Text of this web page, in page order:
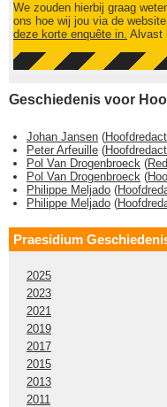
We zouden hierbij graag
ons hoe wij jou via de
deze korte enquête in. Alvast
Geschiedenis voor
Johan Jansen (
Peter Arfeuille (
Pol Van Drogenbroeck (
Pol Van Drogenbroeck (
Philippe Meljado (
Philippe Meljado (
Praesidium
2025
2023
2021
2019
2017
2015
2013
2011